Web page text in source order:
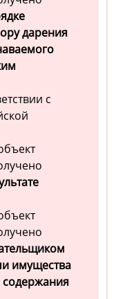
дарения
с
имущества